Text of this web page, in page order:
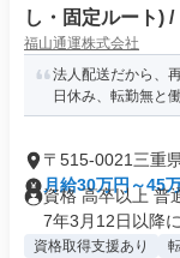
し・固定ルート)
ﾊﾞｰ2t(正社員)
福山通運株式会社
法人配送だから、
日休み、転勤無と
〒515-0021三重
月給30万円～45
資格 高卒以上 普
7年3月12日以降に
資格取得支援あり